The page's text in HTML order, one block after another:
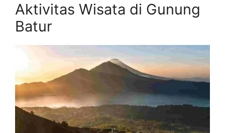
Aktivitas Wisata di Gunung
Batur